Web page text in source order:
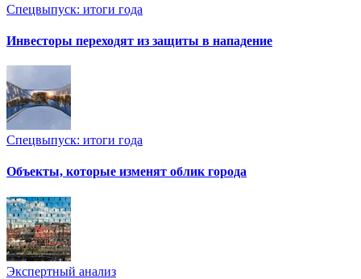
Спецвыпуск: итоги года
Инвесторы переходят из защиты в нападение
Спецвыпуск: итоги года
Объекты, которые изменят облик города
Экспертный анализ